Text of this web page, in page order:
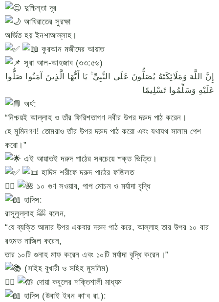
দুশ্চিন্তা দূর
আখিরাতের সুরক্ষা
অর্জিত হয় ইনশাআল্লাহ।
কুরআন মজীদের আয়াত
সূরা আল-আহজাব (৩৩:৫৬)
إِنَّ اللَّهَ وَمَلَائِكَتَهُ يُصَلُّونَ عَلَى النَّبِيِّ ۚ يَا أَيُّهَا الَّذِينَ آمَنُوا صَلُّوا
عَلَيْهِ وَسَلِّمُوا تَسْلِيمًا
অর্থ:
“নিশ্চয়ই আল্লাহ ও তাঁর ফিরিশতাগণ নবীর উপর দরুদ পাঠ করেন।
হে মুমিনগণ! তোমরাও তাঁর উপর দরুদ পাঠ করো এবং যথাযথ সালাম পেশ
করো।”
এই আয়াতই দরুদ পাঠের সবচেয়ে শক্ত ভিত্তি।
হাদিস শরীফে দরুদ পাঠের ফজিলত
১️⃣
১০ গুণ সওয়াব, পাপ মোচন ও মর্যাদা বৃদ্ধি
হাদিস:
রাসূলুল্লাহ ﷺ বলেন,
“যে ব্যক্তি আমার উপর একবার দরুদ পাঠ করে, আল্লাহ তার উপর ১০ বার
রহমত নাজিল করেন,
তার ১০টি গুনাহ মাফ করেন এবং ১০টি মর্যাদা বৃদ্ধি করেন।”
(সহিহ বুখারী ও সহিহ মুসলিম)
২️⃣
দোয়া কবুলের শক্তিশালী মাধ্যম
হাদিস (উবাই ইবন কা‘ব রা.):